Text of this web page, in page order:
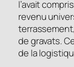
l’avait
revenu
de gravats.
de la